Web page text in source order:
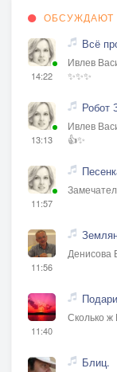
ОБСУЖДАЮТ
14:22
Всё
Ивлев
✨✨✨
13:13
Робот
Ивлев
👍✨
11:57
11:56
Денисова
11:40
Сколько ж
Блиц.